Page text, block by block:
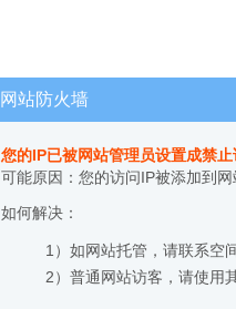
网站防火墙
您的IP已被网站管理员设置成禁止
可能原因：您的访问IP被添加到
如何解决：
1）如网站托管，请联系空
2）普通网站访客，请使用